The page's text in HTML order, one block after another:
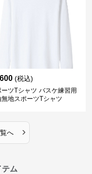
(税込)
ーツTシャツ バスケ練習用
無地スポーツTシャツ
へ ›
テム